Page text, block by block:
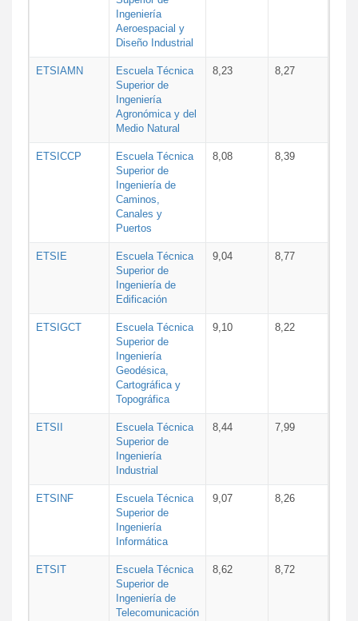
Ingeniería
Aeroespacial y
Diseño Industrial
ETSIAMN
Escuela Técnica
Superior de
Ingeniería
Agronómica y del
Medio Natural
8,23 8,27
ETSICCP
Escuela Técnica
Superior de
Ingeniería de
Caminos,
Canales y
Puertos
8,08 8,39
ETSIE
Escuela Técnica
Superior de
Ingeniería de
Edificación
9,04 8,77
ETSIGCT
Escuela Técnica
Superior de
Ingeniería
Geodésica,
Cartográfica y
Topográfica
9,10 8,22
ETSII
Escuela Técnica
Superior de
Ingeniería
Industrial
8,44 7,99
ETSINF
Escuela Técnica
Superior de
Ingeniería
Informática
9,07 8,26
ETSIT
Escuela Técnica
Superior de
Ingeniería de
Telecomunicación
8,62 8,72